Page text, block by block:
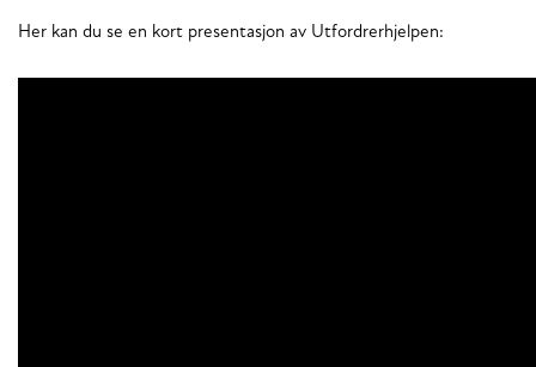
Her kan du se en kort presentasjon av Utfordrerhjelpen: